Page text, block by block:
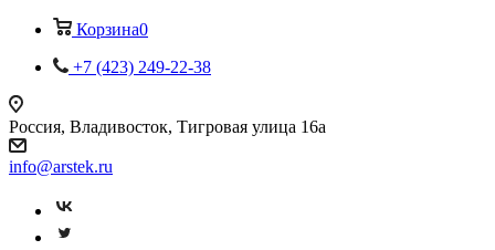
Корзина0
+7 (423) 249-22-38
Россия, Владивосток, Тигровая улица 16а
info@arstek.ru